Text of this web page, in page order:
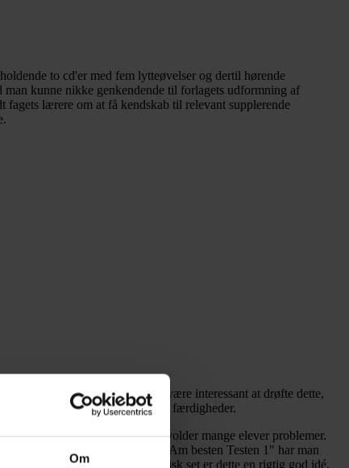
Om
to cd'er med fem lytteøvelser og dertil hørende
kunne nikke genkendende til forlagets udformning af
lærere om at få kendskab til relevant supplerende
en mundtlig prøve. Det kunne være interessant at drøfte dette,
løbende evaluering af elevers færdigheder.
især skrivefærdigheden, der volder mange elever problemer.
skriftlig synsvinkel. I mappen "Am besten Testen 1" har man
form for disposition. Pædagogisk set er dette en rigtig god idé,